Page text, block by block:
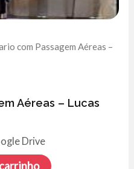
com Passagem Aéreas –
Aéreas – Lucas
Drive